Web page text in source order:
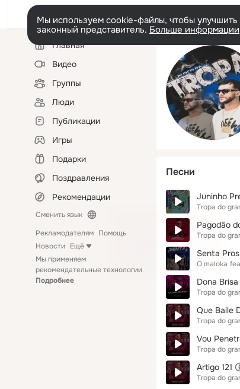
Мы используем cookie-файлы, чтобы
законный представитель. Больше информации
Левая
колонкаГлавная
Видео
Группы
Люди
Публикации
Игры
Подарки
Поздравления
Рекомендации
Сменить язык
Рекламодателям Помощь
Новости Ещё
Мы применяем
рекомендательные технологии
Подробнее
Песни
Juninho
Tropa do
Pagodão
Tropa do
Senta
O maloka
Dona Brisa
Tropa do
Que Baile
Tropa do
Vou
Tropa do
Artigo 121
Tropa do